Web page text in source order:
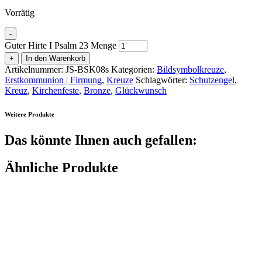
Vorrätig
-
Guter Hirte I Psalm 23 Menge
+ In den Warenkorb
Artikelnummer: JS-BSK08s Kategorien: Bildsymbolkreuze,
Erstkommunion | Firmung, Kreuze Schlagwörter: Schutzengel,
Kreuz, Kirchenfeste, Bronze, Glückwunsch
Weitere Produkte
Das könnte Ihnen auch gefallen:
Ähnliche Produkte